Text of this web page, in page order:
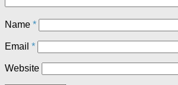
Name *
Email *
Website